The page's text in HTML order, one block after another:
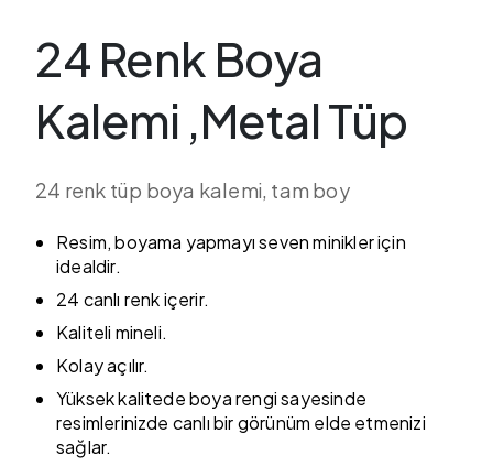
24 Renk Boya
Kalemi ,Metal Tüp
24 renk tüp boya kalemi, tam boy
Resim, boyama yapmayı seven minikler için
idealdir.
24 canlı renk içerir.
Kaliteli mineli.
Kolay açılır.
Yüksek kalitede boya rengi sayesinde
resimlerinizde canlı bir görünüm elde etmenizi
sağlar.